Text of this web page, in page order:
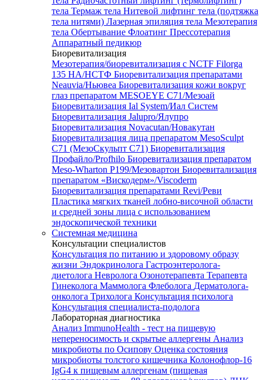
тела Термаж тела Нитевой лифтинг тела (подтяжка
тела нитями) Лазерная эпиляция тела Мезотерапия
тела Обертывание Флоатинг Прессотерапия
Аппаратный педикюр
Биоревитализация
Мезотерапия/биоревитализация с NCTF Filorga
135 HA/НСТФ Биоревитализация препаратами
Neauvia/Ньювеа Биоревитализация кожи вокруг
глаз препаратом MESOEYE C71/Мезоай
Биоревитализация Ial System/Иал Систем
Биоревитализация Jalupro/Ялупро
Биоревитализация Novacutan/Новакутан
Биоревитализация лица препаратом MesoSculpt
C71 (МезоСкульпт С71) Биоревитализация
Профайло/Profhilo Биоревитализация препаратом
Meso-Wharton P199/Мезовартон Биоревитализация
препаратом «Вискодерм»/Viscoderm
Биоревитализация препаратами Revi/Реви
Пластика мягких тканей лобно-височной области
и средней зоны лица с использованием
эндоскопической техники
Системная медицина
Консультации специалистов
Консультация по питанию и здоровому образу
жизни Эндокринолога Гастроэнтеролога-
диетолога Невролога Озонотерапевта Терапевта
Гинеколога Маммолога Флеболога Дерматолога-
онколога Трихолога Консультация психолога
Консультация специалиста-подолога
Лабораторная диагностика
Анализ ImmunoHealth - тест на пищевую
непереносимость и скрытые аллергены Анализ
микробиоты по Осипову Оценка состояния
микробиоты толстого кишечника Колонофлор-16
IgG4 к пищевым аллергенам (пищевая